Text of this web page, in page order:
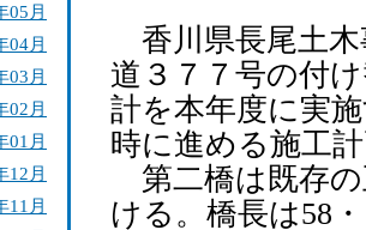
05月
04月
03月
02月
01月
12月
11月
香川県長尾土木
道３７７号の付
計を本年度に実
時に進める施工
第二橋は既存の
ける。橋長は58